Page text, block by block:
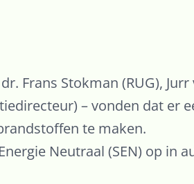
Frans Stokman (RUG), Jurr
– vonden dat er
te maken.
Neutraal (SEN) op in